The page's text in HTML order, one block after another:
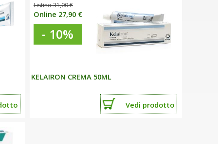
Listino 31,00 €
Online 27,90 €
- 10%
KELAIRON CREMA 50ML
Vedi prodotto